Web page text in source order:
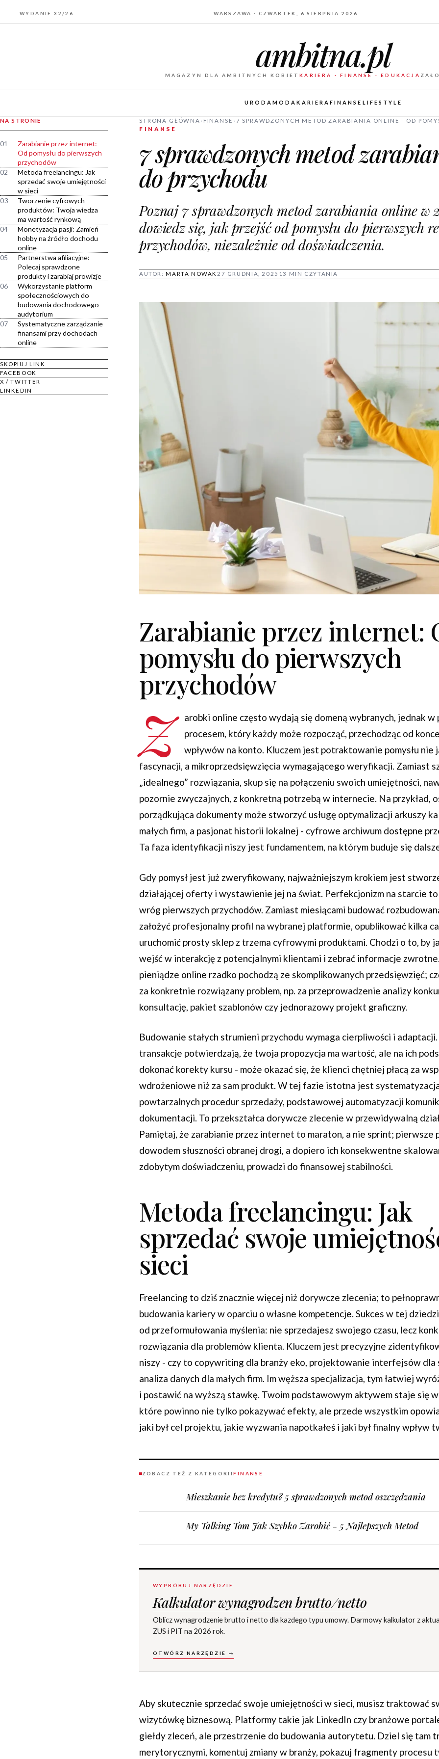
WYDANIE 32/26 WARSZAWA · CZWARTEK, 6 SIERPNIA 2026
ambitna.pl
MAGAZYN DLA AMBITNYCH KOBIETKARIERA · FINANSE · EDUKACJA
URODAMODAKARIERA FINANSE LIFESTYLE
NA STRONIE
01
Zarabianie przez internet:
Od pomysłu do pierwszych
przychodów
02
Metoda freelancingu: Jak
sprzedać swoje umiejętności
w sieci
03
Tworzenie cyfrowych
produktów: Twoja wiedza
ma wartość rynkową
04
Monetyzacja pasji: Zamień
hobby na źródło dochodu
online
05
Partnerstwa afiliacyjne:
Polecaj sprawdzone
produkty i zarabiaj prowizje
06
Wykorzystanie platform
społecznościowych do
budowania dochodowego
audytorium
07
Systematyczne zarządzanie
finansami przy dochodach
online
SKOPIUJ LINK
FACEBOOK
X / TWITTER
LINKEDIN
STRONA GŁÓWNA › FINANSE › 7 SPRAWDZONYCH METOD ZARABIANIA ONLINE - OD
FINANSE
7 sprawdzonych metod
do przychodu
Poznaj 7 sprawdzonych metod zarabiania online w
dowiedz się, jak przejść od pomysłu do pierwszych
przychodów, niezależnie od doświadczenia.
AUTOR:MARTA NOWAK 27 GRUDNIA, 2025 13 MIN CZYTANIA
Zarabianie przez internet:
pomysłu do pierwszych
przychodów
Z
arobki online często wydają się domeną wybranych, jednak w
procesem, który każdy może rozpocząć, przechodząc od
wpływów na konto. Kluczem jest potraktowanie pomysłu nie
fascynacji, a mikroprzedsięwzięcia wymagającego weryfikacji. Zamiast
„idealnego” rozwiązania, skup się na połączeniu swoich umiejętności,
pozornie zwyczajnych, z konkretną potrzebą w internecie. Na przykład,
porządkująca dokumenty może stworzyć usługę optymalizacji arkuszy
małych firm, a pasjonat historii lokalnej - cyfrowe archiwum dostępne
Ta faza identyfikacji niszy jest fundamentem, na którym buduje się
Gdy pomysł jest już zweryfikowany, najważniejszym krokiem jest
działającej oferty i wystawienie jej na świat. Perfekcjonizm na starcie
wróg pierwszych przychodów. Zamiast miesiącami budować
założyć profesjonalny profil na wybranej platformie, opublikować kilka
uruchomić prosty sklep z trzema cyfrowymi produktami. Chodzi o to, by
wejść w interakcję z potencjalnymi klientami i zebrać informacje
pieniądze online rzadko pochodzą ze skomplikowanych przedsięwzięć;
za konkretnie rozwiązany problem, np. za przeprowadzenie analizy
konsultację, pakiet szablonów czy jednorazowy projekt graficzny.
Budowanie stałych strumieni przychodu wymaga cierpliwości i
transakcje potwierdzają, że twoja propozycja ma wartość, ale na ich
dokonać korekty kursu - może okazać się, że klienci chętniej płacą za
wdrożeniowe niż za sam produkt. W tej fazie istotna jest
powtarzalnych procedur sprzedaży, podstawowej automatyzacji
dokumentacji. To przekształca dorywcze zlecenie w przewidywalną
Pamiętaj, że zarabianie przez internet to maraton, a nie sprint; pierwsze
dowodem słuszności obranej drogi, a dopiero ich konsekwentne
zdobytym doświadczeniu, prowadzi do finansowej stabilności.
Metoda freelancingu: Jak
sprzedać swoje
sieci
Freelancing to dziś znacznie więcej niż dorywcze zlecenia; to
budowania kariery w oparciu o własne kompetencje. Sukces w tej
od przeformułowania myślenia: nie sprzedajesz swojego czasu, lecz
rozwiązania dla problemów klienta. Kluczem jest precyzyjne
niszy - czy to copywriting dla branży eko, projektowanie interfejsów dla
analiza danych dla małych firm. Im węższa specjalizacja, tym łatwiej
i postawić na wyższą stawkę. Twoim podstawowym aktywem staje się
które powinno nie tylko pokazywać efekty, ale przede wszystkim
jaki był cel projektu, jakie wyzwania napotkałeś i jaki był finalny wpływ
ZOBACZ TEŻ Z KATEGORIIFINANSE
Mieszkanie bez kredytu? 5 sprawdzonych metod oszczędzania
My Talking Tom Jak Szybko Zarobić - 5 Najlepszych Metod
WYPRÓBUJ NARZĘDZIE
Kalkulator wynagrodzen brutto/netto
Oblicz wynagrodzenie brutto i netto dla kazdego typu umowy. Darmowy kalkulator z
ZUS i PIT na 2026 rok.
OTWÓRZ NARZĘDZIE →
Aby skutecznie sprzedać swoje umiejętności w sieci, musisz traktować
wizytówkę biznesową. Platformy takie jak LinkedIn czy branżowe
giełdy zleceń, ale przestrzenie do budowania autorytetu. Dziel się tam
merytorycznymi, komentuj zmiany w branży, pokazuj fragmenty procesu